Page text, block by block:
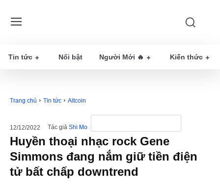
Tin tức Nổi bật Người Mới 🔥 Kiến thức
Trang chủ Tin tức Altcoin
12/12/2022 Tác giả Shi Mo
Huyền thoại nhạc rock Gene
Simmons đang nắm giữ tiền điện
tử bất chấp downtrend